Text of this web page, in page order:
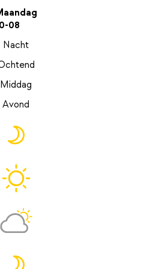
08
Nacht
Middag
Avond